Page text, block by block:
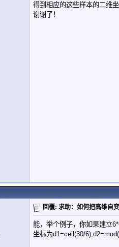
得到相应的这些样本的二维
谢谢了！
回覆: 求助：如何把高维自
能，举个例子，你如果建立
坐标为d1=ceil(30/